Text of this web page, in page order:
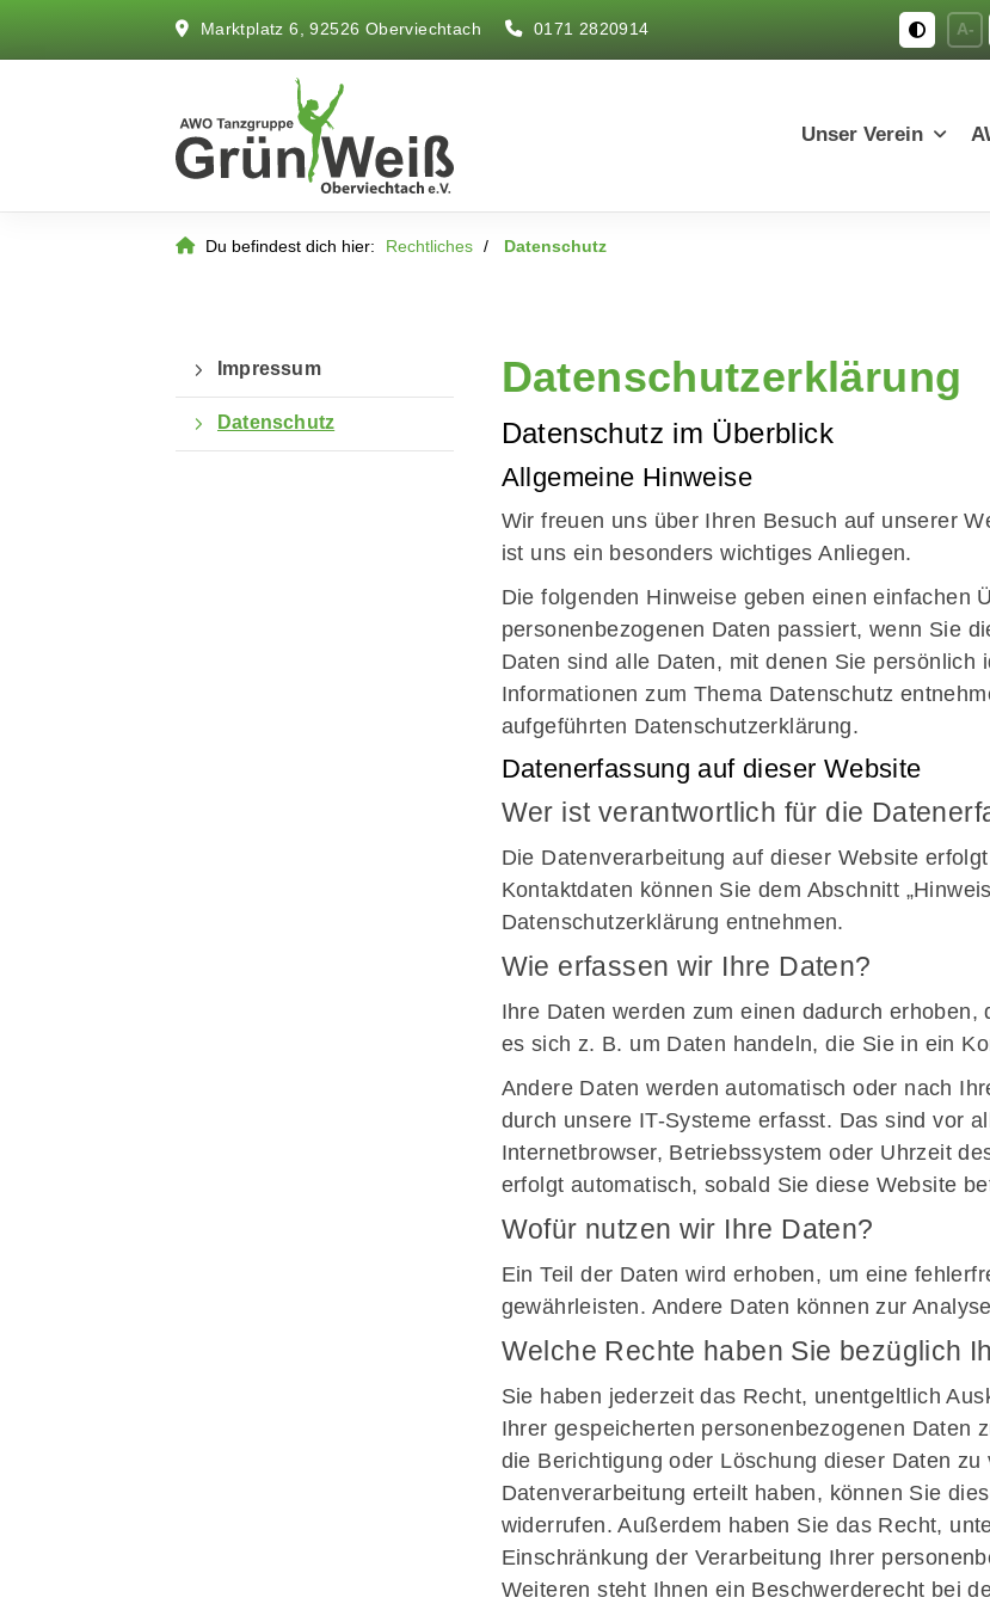
Marktplatz 6, 92526 Oberviechtach 0171 2820914 A-
Unser Verein
Du befindest dich hier: Rechtliches Datenschutz
Datenschutzerklärung
Datenschutz im Überblick
Allgemeine Hinweise
Wir freuen uns über Ihren Besuch auf unserer
ist uns ein besonders wichtiges Anliegen.
Die folgenden Hinweise geben einen einfachen
personenbezogenen Daten passiert, wenn Sie
Daten sind alle Daten, mit denen Sie
Informationen zum Thema Datenschutz
aufgeführten Datenschutzerklärung.
Datenerfassung auf dieser Website
Wer ist verantwortlich für die
Die Datenverarbeitung auf dieser Website
Kontaktdaten können Sie dem Abschnitt
Datenschutzerklärung entnehmen.
Wie erfassen wir Ihre Daten?
Ihre Daten werden zum einen dadurch
es sich z. B. um Daten handeln, die Sie in ein
Andere Daten werden automatisch oder nach
durch unsere IT-Systeme erfasst. Das sind vor
Internetbrowser, Betriebssystem oder Uhrzeit
erfolgt automatisch, sobald Sie diese Website
Wofür nutzen wir Ihre Daten?
Ein Teil der Daten wird erhoben, um eine
gewährleisten. Andere Daten können zur
Welche Rechte haben Sie bezüglich
Sie haben jederzeit das Recht, unentgeltlich
Ihrer gespeicherten personenbezogenen
die Berichtigung oder Löschung dieser Daten
Datenverarbeitung erteilt haben, können Sie
widerrufen. Außerdem haben Sie das Recht,
Einschränkung der Verarbeitung Ihrer
Weiteren steht Ihnen ein Beschwerderecht bei
Impressum
Datenschutz
AWO Tanzgruppe Grün-Weiß Tanzgruppe
Trainingszeiten
Garden
Termine
Historie
Jahre